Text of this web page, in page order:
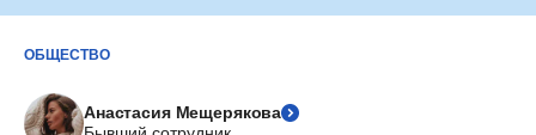
ОБЩЕСТВО
Анастасия Мещерякова